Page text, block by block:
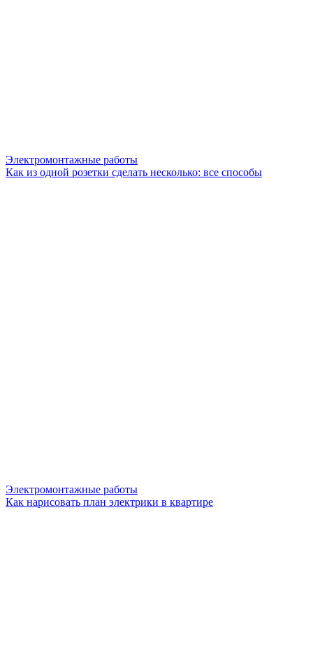
Электромонтажные работы
Как из одной розетки сделать несколько: все способы
Электромонтажные работы
Как нарисовать план электрики в квартире